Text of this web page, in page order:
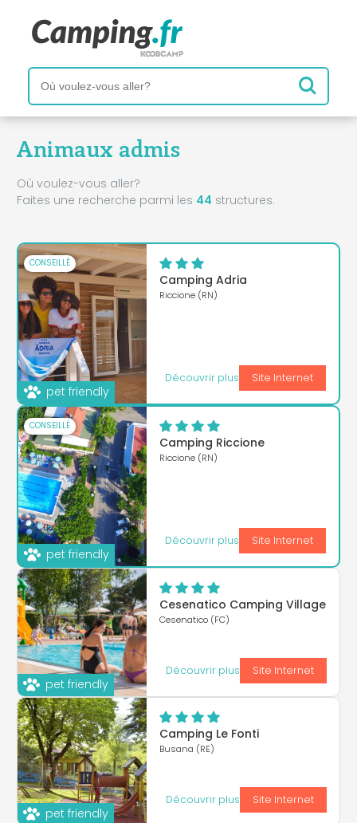
Animaux admis
Où voulez-vous aller?
Faites une recherche parmi les 44 structures.
CONSEILLÉ
pet friendly
Camping Adria
Riccione (RN)
Découvrir plus Site Internet
CONSEILLÉ
pet friendly
Camping Riccione
Riccione (RN)
Découvrir plus Site Internet
pet friendly
Cesenatico Camping Village
Cesenatico (FC)
Découvrir plus Site Internet
pet friendly
Camping Le Fonti
Busana (RE)
Découvrir plus Site Internet